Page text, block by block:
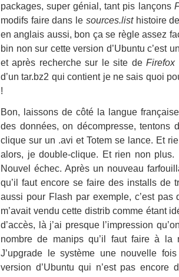
packages, super génial, tant pis lançons
modifs faire dans le sources.listhistoire
en anglais aussi, bon ça se règle assez
bin non sur cette version d’Ubuntu c’est
et après recherche sur le site deFirefox
d’un tar.bz2 qui contient je ne sais quoi
!
Bon, laissons de côté la langue
des données, on décompresse, tentons
clique sur un .avi et Totem se lance. Et
alors, je double-clique. Et rien non
Nouvel échec. Après un nouveau
qu’il faut encore se faire des installs de
aussi pour Flash par exemple, c’est
m’avait vendu cette distrib comme étant
d’accès, là j’ai presque l’impression
nombre de manips qu’il faut faire à la
J’upgrade le système une nouvelle
version d’Ubuntu qui n’est pas encore